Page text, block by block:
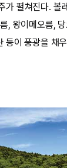
가 펼쳐진다. 볼
, 왕이메오름,
등이 풍광을 채